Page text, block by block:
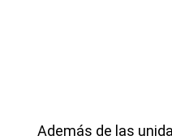
Además de las